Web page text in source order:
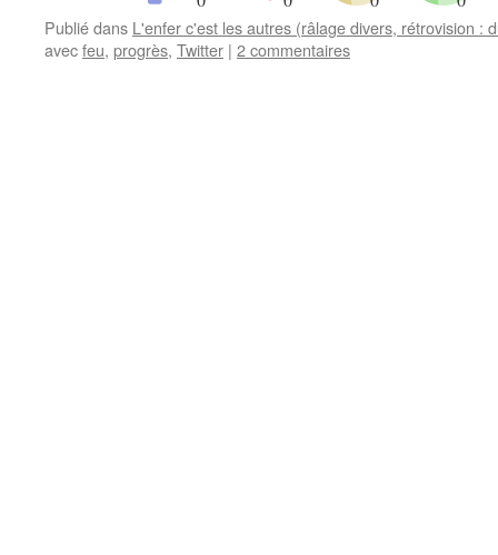
Publié dans L'enfer c'est les autres (râlage divers, rétrovision :
avecfeu, progrès, Twitter | 2 commentaires